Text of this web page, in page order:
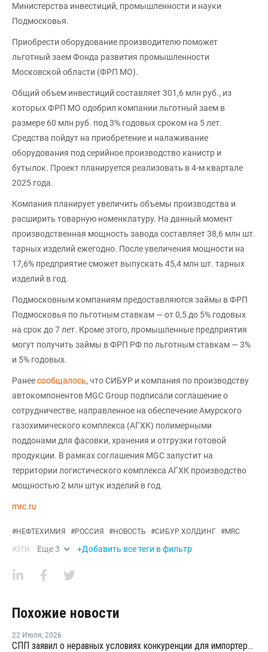
Министерства инвестиций, промышленности и науки
Подмосковья.
Приобрести оборудование производителю поможет
льготный заем Фонда развития промышленности
Московской области (ФРП МО).
Общий объем инвестиций составляет 301,6 млн руб., из
которых ФРП МО одобрил компании льготный заем в
размере 60 млн руб. под 3% годовых сроком на 5 лет.
Средства пойдут на приобретение и налаживание
оборудования под серийное производство канистр и
бутылок. Проект планируется реализовать в 4-м квартале
2025 года.
Компания планирует увеличить объемы производства и
расширить товарную номенклатуру. На данный момент
производственная мощность завода составляет 38,6 млн шт.
тарных изделий ежегодно. После увеличения мощности на
17,6% предприятие сможет выпускать 45,4 млн шт. тарных
изделий в год.
Подмосковным компаниям предоставляются займы в ФРП
Подмосковья по льготным ставкам — от 0,5 до 5% годовых
на срок до 7 лет. Кроме этого, промышленные предприятия
могут получить займы в ФРП РФ по льготным ставкам — 3%
и 5% годовых.
Ранеесообщалось, что СИБУР и компания по производству
автокомпонентов MGC Group подписали соглашение о
сотрудничестве, направленное на обеспечение Амурского
газохимического комплекса (АГХК) полимерными
поддонами для фасовки, хранения и отгрузки готовой
продукции. В рамках соглашения MGC запустит на
территории логистического комплекса АГХК производство
мощностью 2 млн штук изделий в год.
mrc.ru
#НЕФТЕХИМИЯ #РОССИЯ #НОВОСТЬ #СИБУР ХОЛДИНГ #MRC
#ЗТИ Еще3 +Добавить все теги в фильтр
Похожие новости
22 Июля, 2026
СПП заявил о неравных условиях конкуренции для импортеров полимерной упаковки в рамках российского РОП